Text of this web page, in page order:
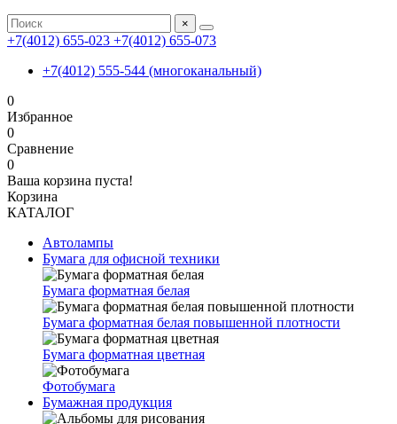
×
+7(4012) 655-023 +7(4012) 655-073
+7(4012) 555-544 (многоканальный)
0
Избранное
0
Сравнение
0
Ваша корзина пуста!
Корзина
КАТАЛОГ
Автолампы
Бумага для офисной техники
Бумага форматная белая
Бумага форматная белая повышенной плотности
Бумага форматная цветная
Фотобумага
Бумажная продукция